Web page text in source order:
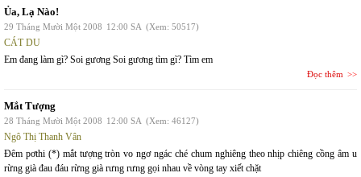
Ủa, Lạ Nào!
29 Tháng Mười Một 2008 12:00 SA (Xem: 50517)
CÁT DU
Em đang làm gì? Soi gương Soi gương tìm gì? Tìm em
Đọc thêm
Mắt Tượng
28 Tháng Mười Một 2008 12:00 SA (Xem: 46127)
Ngô Thị Thanh Vân
Đêm pơthi (*) mắt tượng tròn vo ngơ ngác ché chum nghiêng theo nhịp chiêng cồng âm u
rừng già đau đáu rừng già rưng rưng gọi nhau về vòng tay xiết chặt